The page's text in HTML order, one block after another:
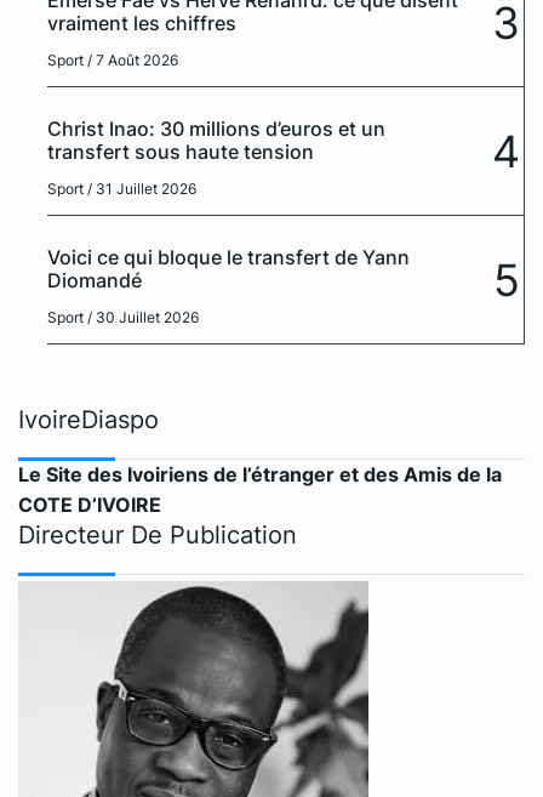
vraiment les chiffres
Sport / 7 Août 2026
3
Christ Inao: 30 millions d’euros et un
transfert sous haute tension
Sport / 31 Juillet 2026
4
Voici ce qui bloque le transfert de Yann
Diomandé
Sport / 30 Juillet 2026
5
IvoireDiaspo
Le Site des Ivoiriens de l’étranger et des Amis de la
COTE D’IVOIRE
Directeur De Publication